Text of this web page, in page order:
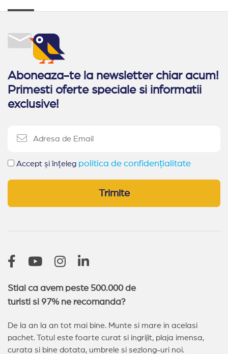
Aboneaza-te la newsletter chiar acum!
Primesti oferte speciale si informatii
exclusive!
Accept și înțeleg politica de confidențialitate
Trimite
Stiai ca avem peste 500.000 de
turisti si 97% ne recomanda?
De la an la an tot mai bine. Munte si mare in acelasi
pachet. Totul este foarte curat si ingrijit, plaja imensa,
curata si bine dotata, umbrele si sezlong-uri noi.